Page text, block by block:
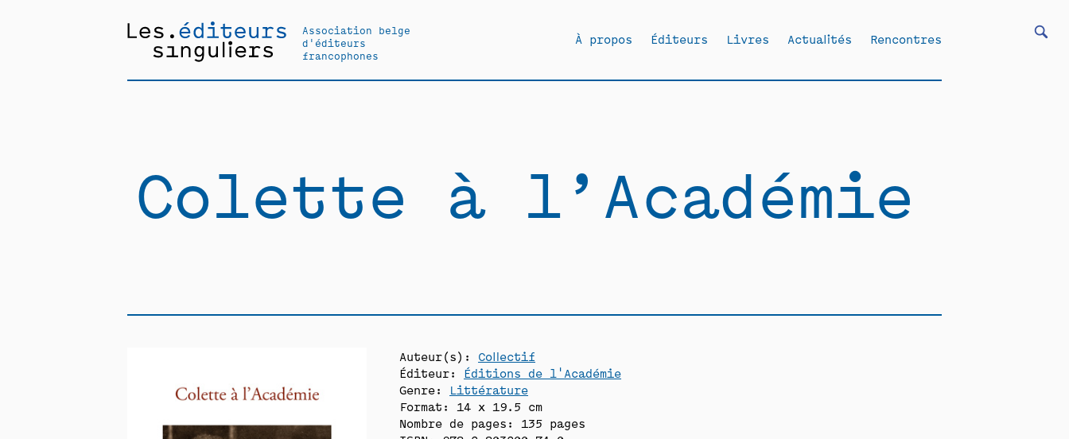
Association belge
d'éditeurs
francophones
À propos Éditeurs Livres Actualités Rencontres
Colette à l’Académie
Auteur(s): Collectif
Éditeur: Éditions de l'Académie
Genre:
Littérature
Format: 14 x 19.5 cm
Nombre de pages: 135 pages